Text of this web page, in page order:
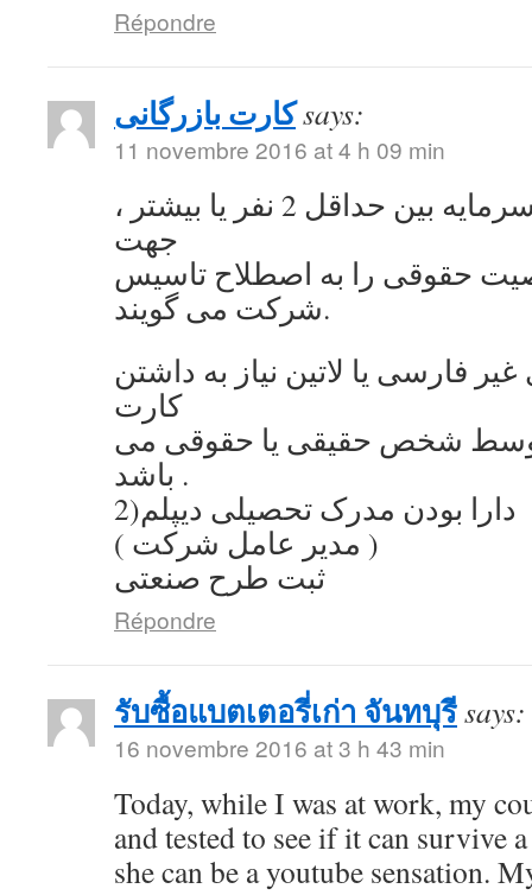
Répondre
کارت بازرگانیsays:
11 novembre 2016 at 4 h 09 min
به اشتراک گذاشتن سرمایه بین حداقل 2 نفر یا بیشتر ،
جهت
حقوقی را به اصطلاح تاسیس
شرکت می گویند.
فارسی یا لاتین نیاز به داشتن
کارت
توسط شخص حقیقی یا حقوقی می
باشد .
2)دارا بودن مدرک تحصیلی دیپلم
( مدیر عامل شرکت )
ثبت طرح صنعتی
Répondre
รับซื้อแบตเตอรี่เก่า จันทบุรีsays:
16 novembre 2016 at 3 h 43 min
Today, while I was at work, my
and tested to see if it can survive
she can be a youtube sensation.